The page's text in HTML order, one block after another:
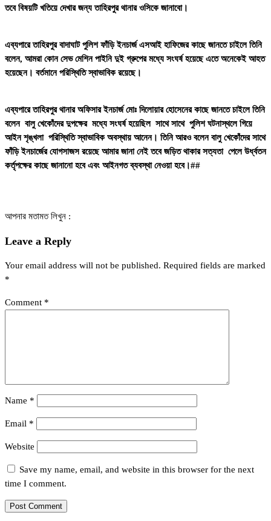
তবে বিষয়টি খতিয়ে দেখার জন্য তাহিরপুর থানার ওসিকে জানাবো।
এব্যপারে তাহিরপুর বাদাঘাট পুলিশ ফাঁড়ি ইনচার্জ এসআই হাফিজের কাছে জানতে চাইলে তিনি
বলেন, আমরা কোন সেভ মেশিন পাইনি দুই গ্রুপের মধ্যে সংঘর্ষ হয়েছে এতে অনেকেই আহত
হয়েছেন। বর্তমানে পরিস্থিতি স্বাভাবিক রয়েছে।
এব্যপারে তাহিরপুর থানার অফিসার ইনচার্জ মোঃ দিলোয়ার হোসেনের কাছে জানতে চাইলে তিনি
বলেন বালু খেকোঁদের দুপক্ষের মধ্যে সংঘর্ষ হয়েছিল সাথে সাথে পুলিশ ঘটনাস্থলে গিয়ে
আইন শৃঙ্খলা পরিস্থিতি স্বাভাবিক অবস্থায় আনেন। তিনি আরও বলেন বালু খেকোঁদের সাথে
ফাঁড়ি ইনচার্জের যোগসাজস রয়েছে আমার জানা নেই তবে জড়িত থাকার সত্যতা পেলে উর্ধ্বতন
কর্তৃপক্ষের কাছে জানানো হবে এবং আইনগত ব্যবস্থা নেওয়া হবে।##
আপনার মতামত লিখুন :
Leave a Reply
Your email address will not be published. Required fields are marked
*
Comment *
Name *
Email *
Website
Save my name, email, and website in this browser for the next
time I comment.